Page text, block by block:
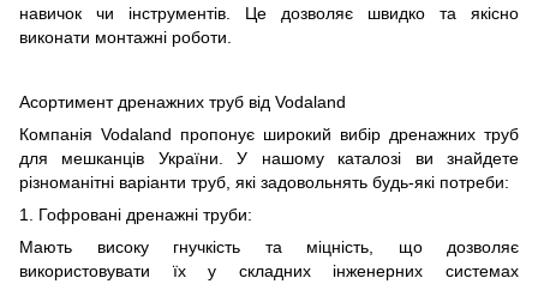
навичок чи інструментів. Це дозволяє швидко та якісно
виконати монтажні роботи.
Асортимент дренажних труб від Vodaland
Компанія Vodaland пропонує широкий вибір дренажних труб
для мешканців України. У нашому каталозі ви знайдете
різноманітні варіанти труб, які задовольнять будь-які потреби:
1. Гофровані дренажні труби:
Мають високу гнучкість та міцність, що дозволяє
використовувати їх у складних інженерних системах